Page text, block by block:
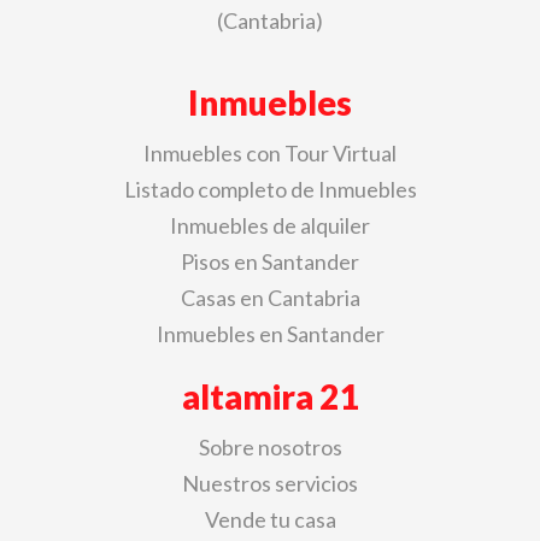
(Cantabria)
Inmuebles
Inmuebles con Tour Virtual
Listado completo de Inmuebles
Inmuebles de alquiler
Pisos en Santander
Casas en Cantabria
Inmuebles en Santander
altamira 21
Sobre nosotros
Nuestros servicios
Vende tu casa